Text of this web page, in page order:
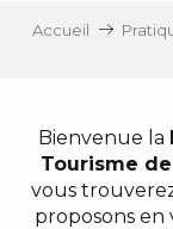
Accueil
Bienvenue la
Tourisme
vous
proposons en